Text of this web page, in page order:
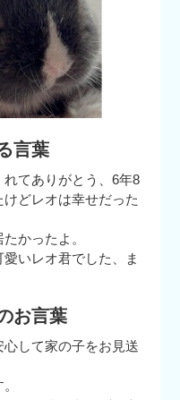
言葉
てありがとう、6年8
どレオは幸せだった
かったよ。
いレオ君でした、ま
お言葉
して家の子をお見送